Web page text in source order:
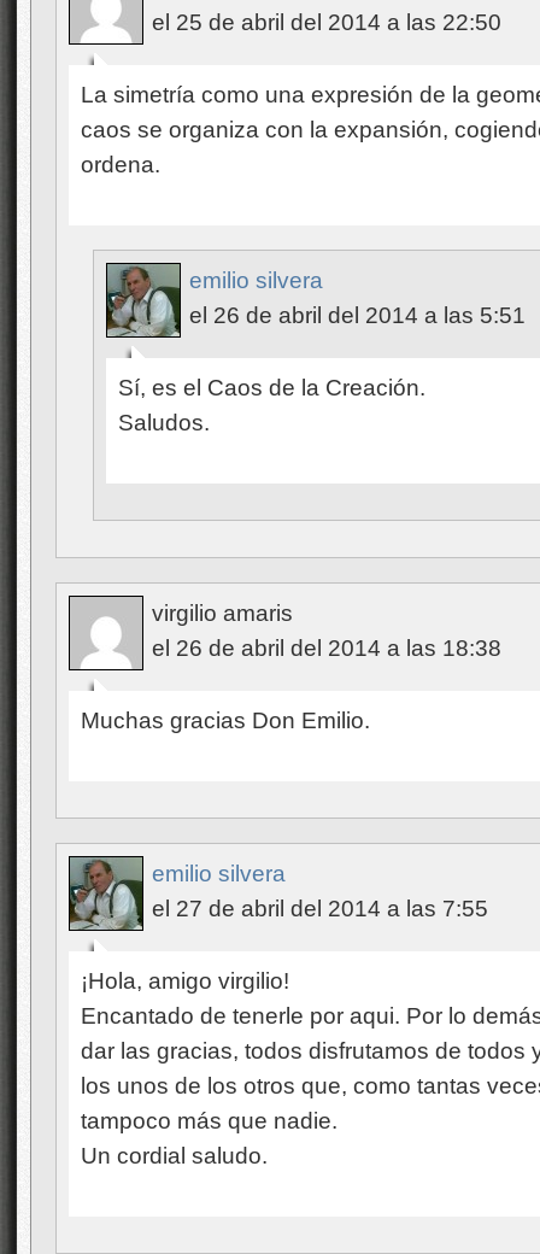
el 25 de abril del 2014 a las 22:50
La simetría como una expresión de la
caos se organiza con la expansión,
ordena.
emilio silvera
el 26 de abril del 2014 a las 5:51
Sí, es el Caos de la Creación.
Saludos.
virgilio amaris
el 26 de abril del 2014 a las 18:38
Muchas gracias Don Emilio.
emilio silvera
el 27 de abril del 2014 a las 7:55
¡Hola, amigo virgilio!
Encantado de tenerle por aqui. Por lo
dar las gracias, todos disfrutamos de todos
los unos de los otros que, como tantas
tampoco más que nadie.
Un cordial saludo.